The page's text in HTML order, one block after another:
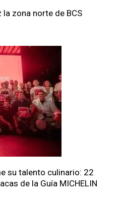
zona norte de BCS
su talento culinario: 22
de la Guía MICHELIN